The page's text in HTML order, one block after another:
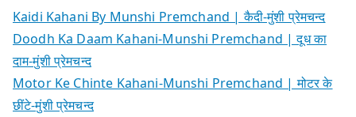
Kaidi Kahani By Munshi Premchand | कैदी-मुंशी प्रेमचन्द
Doodh Ka Daam Kahani-Munshi Premchand | दूध का
दाम-मुंशी प्रेमचन्द
Motor Ke Chinte Kahani-Munshi Premchand | मोटर के
छींटे-मुंशी प्रेमचन्द